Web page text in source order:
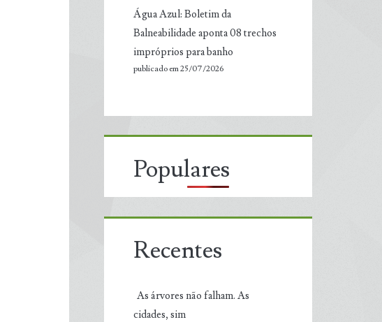
Água Azul: Boletim da
Balneabilidade aponta 08 trechos
impróprios para banho
publicado em 25/07/2026
Populares
Recentes
As árvores não falham. As
cidades, sim